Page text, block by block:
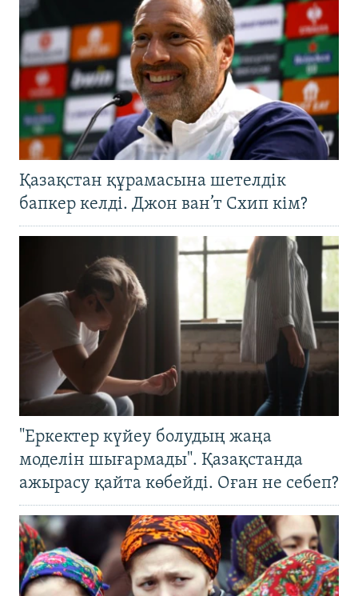
Қазақстан құрамасына шетелдік
бапкер келді. Джон ван’т Схип кім?
"Еркектер күйеу болудың жаңа
моделін шығармады". Қазақстанда
ажырасу қайта көбейді. Оған не себеп?